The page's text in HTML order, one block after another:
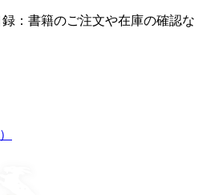
：書籍のご注文や在庫の確認な